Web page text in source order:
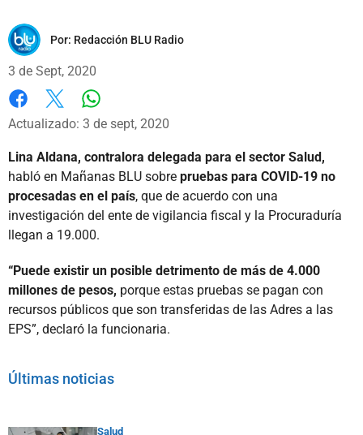
Por: Redacción BLU Radio
3 de Sept, 2020
Facebook
X
Actualizado: 3 de sept, 2020
Lina Aldana, contralora delegada para el sector Salud,
habló en Mañanas BLU sobre pruebas para COVID-19 no
procesadas en el país, que de acuerdo con una
investigación del ente de vigilancia fiscal y la Procuraduría
llegan a 19.000.
“Puede existir un posible detrimento de más de 4.000
millones de pesos, porque estas pruebas se pagan con
recursos públicos que son transferidas de las Adres a las
EPS”, declaró la funcionaria.
Últimas noticias
Salud